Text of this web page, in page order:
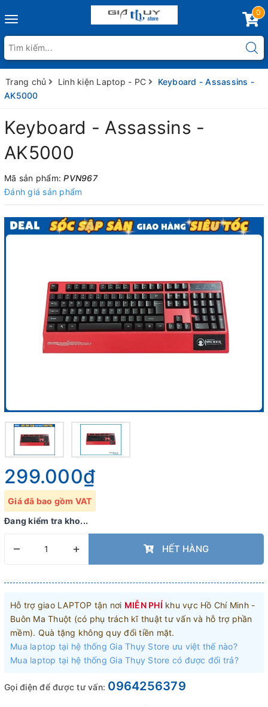
Toggle
0
Trang chủ Linh kiện Laptop - PC
Keyboard - Assassins -
AK5000
Keyboard - Assassins -
AK5000
Mã sản phẩm:PVN967
Đánh giá sản phẩm
299.000₫
Giá đã bao gồm VAT
Đang kiểm tra kho...
– + HẾT HÀNG
Hỗ trợ giao LAPTOP tận nơi MIỄN PHÍ khu vực Hồ Chí Minh -
Buôn Ma Thuột (có phụ trách kĩ thuật tư vấn và hỗ trợ phần
mềm). Quà tặng không quy đổi tiền mặt.
Mua laptop tại hệ thống Gia Thụy Store ưu việt thế nào?
Mua laptop tại hệ thống Gia Thụy Store có được đổi trả?
Gọi điện để được tư vấn: 0964256379